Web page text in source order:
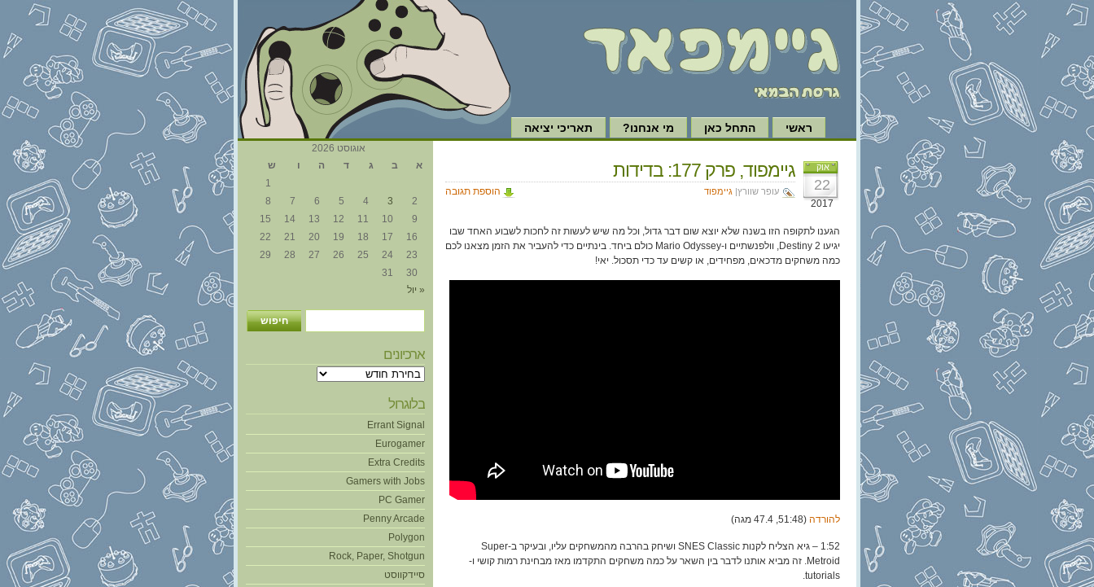
ראשי התחל כאן מי אנחנו? תאריכי יציאה
אוק
22
2017
גיימפוד, פרק 177: בדידות
עופר שוורץ| גיימפוד הוספת תגובה
הגענו לתקופה הזו בשנה שלא יוצא שום דבר גדול, וכל מה שיש לעשות זה לחכות לשבוע האחד שבו
יגיעו Destiny 2, וולפנשתיים ו-Mario Odyssey כולם ביחד. בינתיים כדי להעביר את הזמן מצאנו לכם
כמה משחקים מדכאים, מפחידים, או קשים עד כדי תסכול. יאי!
להורדה (51:48, 47.4 מגה)
1:52 – גיא הצליח לקנות SNES Classic ושיחק בהרבה מהמשחקים עליו, ובעיקר ב-Super
Metroid. זה מביא אותנו לדבר בין השאר על כמה משחקים התקדמו מאז מבחינת רמות קושי ו-
tutorials.
אוגוסט 2026
א
ב ג ד ה ו
ש
1
2
3
4
5
6
7
8
9
10
11
12
13
14
15
16
17
18
19
20
21
22
23
24
25
26
27
28
29
30
31
« יול
ארכיונים
ארכיונים
בלוגרול
Errant Signal
Eurogamer
Extra Credits
Gamers with Jobs
PC Gamer
Penny Arcade
Polygon
Rock, Paper, Shotgun
סיידקווסט